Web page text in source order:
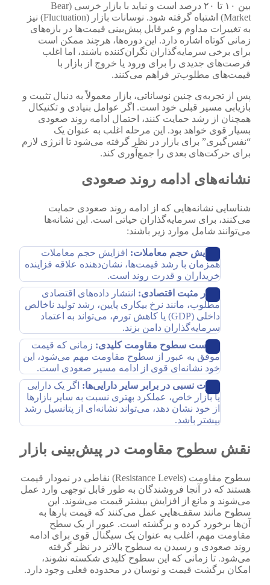
بین ۱۰ تا ۲۰ درصد است و نباید با بازار خرسی (Bear
Market) اشتباه گرفته شود. نوسانات بازار (Fluctuation) نیز
به تغییرات مداوم و غیرقابل پیش‌بینی قیمت‌ها در بازه‌های
زمانی کوتاه اشاره دارد. این دوره‌ها، هرچند ممکن است
برای برخی سرمایه‌گذاران نگران‌کننده باشند، اما اغلب
فرصت‌های جدیدی را برای ورود یا خروج از بازار با
قیمت‌های مطلوب‌تر فراهم می‌کنند.
پس از تجربه‌ی چنین نوساناتی، بازار معمولاً به دنبال تثبیت و
بازیابی مسیر قبلی خود است. اگر عوامل بنیادی و تکنیکال
همچنان از رشد حمایت کنند، احتمال ادامه روند صعودی
بسیار قوی خواهد بود. این مرحله اغلب به عنوان یک
“نفس‌گیری” برای بازار در نظر گرفته می‌شود تا انرژی لازم
برای حرکت‌های بعدی را جمع‌آوری کند.
نشانه‌های ادامه روند صعودی
شناسایی نشانه‌هایی که از ادامه روند صعودی حمایت
می‌کنند، برای سرمایه‌گذاران حیاتی است. این نشانه‌ها
می‌توانند شامل موارد زیر باشند:
افزایش حجم معاملات:افزایش حجم معاملات
همزمان با رشد قیمت‌ها، نشان‌دهنده علاقه فزاینده
خریداران و قدرت روند است.
اخبار مثبت اقتصادی:انتشار داده‌های اقتصادی
مطلوب، مانند نرخ بیکاری پایین، رشد تولید ناخالص
داخلی (GDP) یا کاهش تورم، می‌تواند به اعتماد
سرمایه‌گذاران دامن بزند.
شکست سطوح مقاومت کلیدی:زمانی که قیمت
موفق به عبور از سطوح مقاومت مهم می‌شود، این
خود نشانه‌ای قوی از ادامه مسیر صعودی است.
قدرت نسبی در برابر سایر دارایی‌ها:اگر یک دارایی
یا بازار خاص، عملکرد بهتری نسبت به سایر بازارها
از خود نشان دهد، می‌تواند نشانه‌ای از پتانسیل رشد
بیشتر باشد.
نقش سطوح مقاومت در پیش‌بینی بازار
سطوح مقاومت (Resistance Levels) نقاطی در نمودار قیمت
هستند که در آنجا فروشندگان به طور قابل توجهی وارد عمل
می‌شوند و مانع از افزایش بیشتر قیمت می‌شوند. این
سطوح مانند سقف‌هایی عمل می‌کنند که قیمت بارها به
آن‌ها برخورد کرده و برگشته است. عبور از یک سطح
مقاومت مهم، اغلب به عنوان یک سیگنال قوی برای ادامه
روند صعودی و رسیدن به سطوح بالاتر در نظر گرفته
می‌شود. تا زمانی که این سطوح کلیدی شکسته نشوند،
امکان برگشت قیمت و نوسان در محدوده فعلی وجود دارد.